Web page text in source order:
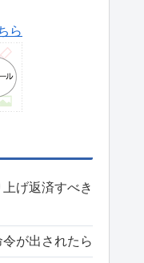
ら
げ返済すべき
令が出されたら